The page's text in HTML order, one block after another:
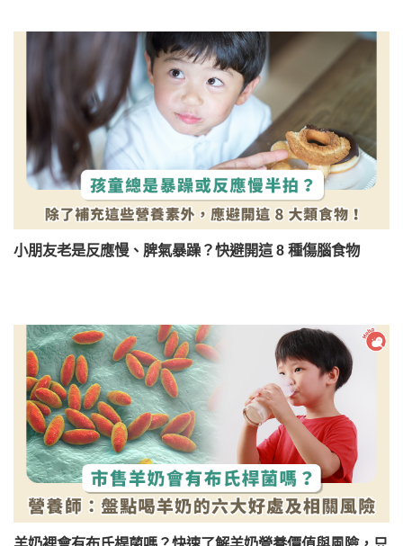
小朋友老是反應慢、脾氣暴躁？快避開這 8 種傷腦食物